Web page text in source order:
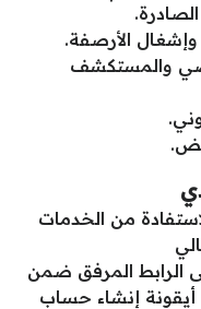
الأرصفة.
والمستكشف
من الخدمات
الرابط المرفق ضمن
إنشاء حساب